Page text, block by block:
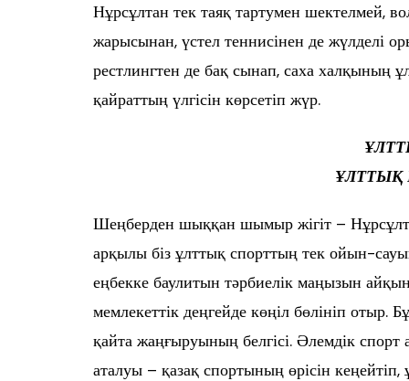
Нұрсұлтан тек таяқ тартумен шектелмей,
жарысынан, үстел теннисінен де жүлделі
рестлингтен де бақ сынап, саха
қайраттың үлгісін көрсетіп жүр.
ҰЛТТЫҚ
Шеңберден шыққан шымыр жігіт –
арқылы біз ұлттық спорттың тек ойын-
еңбекке баулитын тәрбиелік маңызын
мемлекеттік деңгейде көңіл бөлініп
қайта жаңғыруының белгісі. Әлемдік
аталуы – қазақ спортының өрісін кеңейтіп,